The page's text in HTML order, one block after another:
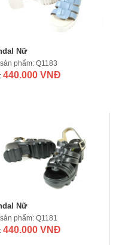
Nữ
phẩm: Q1183
440.000 VNĐ
Nữ
phẩm: Q1181
440.000 VNĐ